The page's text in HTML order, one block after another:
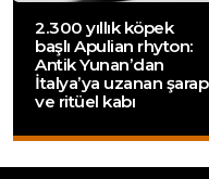
2.300 yıllık köpek
başlı Apulian rhyton:
Antik Yunan’dan
İtalya’ya uzanan şarap
ve ritüel kabı